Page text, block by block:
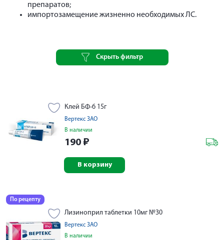
препаратов;
импортозамещение жизненно необходимых ЛС.
Скрыть фильтр
Клей БФ-6 15г
Вертекс ЗАО
В наличии
190 ₽
В корзину
По рецепту
Лизиноприл таблетки 10мг №30
Вертекс ЗАО
В наличии